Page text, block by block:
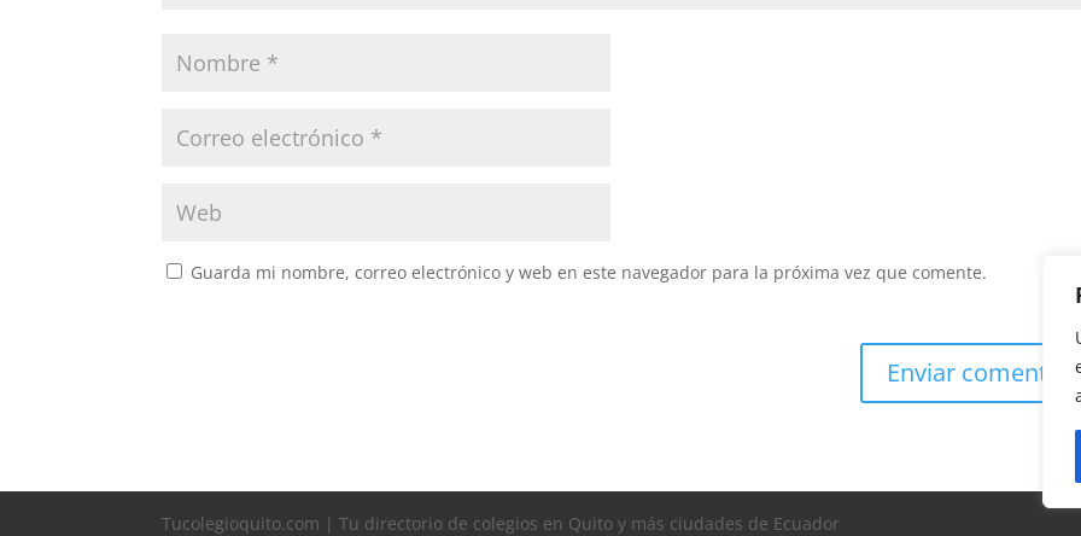
Guarda mi nombre, correo electrónico y web en este navegador para la próxima vez que comente.
Tucolegioquito.com | Tu directorio de colegios en Quito y más ciudades de Ecuador